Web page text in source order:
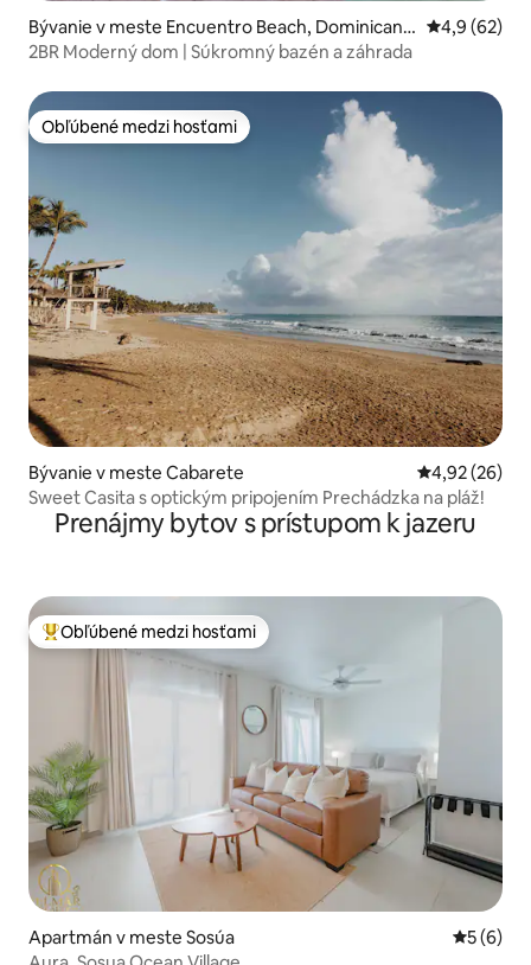
Bývanie v meste Encuentro Beach, Dominican R
epublic
Priemerné
4,9 (62)
2BR Moderný dom | Súkromný bazén a záhrada
Obľúbené medzi hosťami
Obľúbené medzi hosťami
Bývanie v meste Cabarete Priemerné
4,92 (26)
Sweet Casita s optickým pripojením Prechádzka na pláž!
Prenájmy bytov s prístupom k jazeru
Najobľúbenejšie medzi hosťami
Obľúbené medzi hosťami
Apartmán v meste Sosúa
5 (6)